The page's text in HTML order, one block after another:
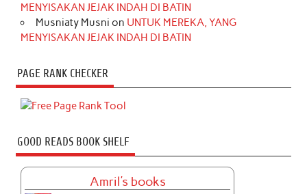
MENYISAKAN JEJAK INDAH DI BATIN
Musniaty Musni on UNTUK MEREKA, YANG
MENYISAKAN JEJAK INDAH DI BATIN
PAGE RANK CHECKER
GOOD READS BOOK SHELF
Amril's books